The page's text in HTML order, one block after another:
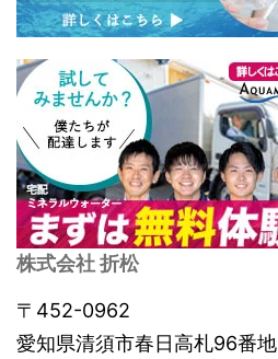
株式会社 折松
〒452-0962
愛知県清須市春日高札96番地